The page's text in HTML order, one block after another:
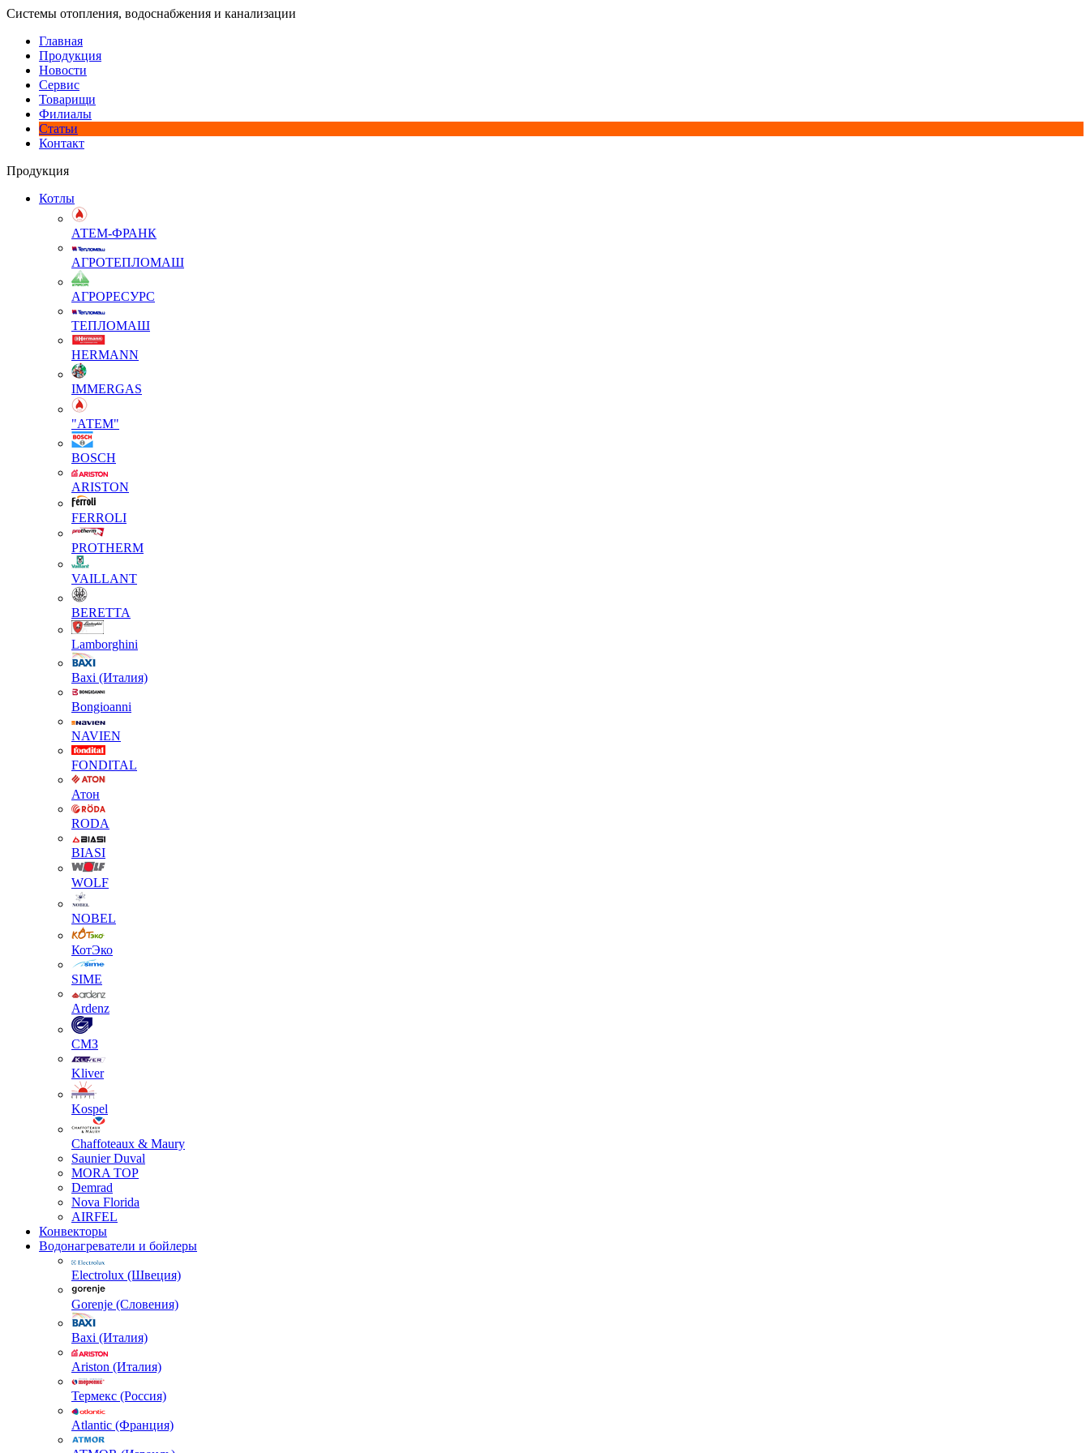
Системы отопления, водоснабжения и канализации
Главная
Продукция
Новости
Сервис
Товарищи
Филиалы
Статьи
Контакт
Продукция
Котлы
АТЕМ-ФРАНК
АГРОТЕПЛОМАШ
АГРОРЕСУРС
ТЕПЛОМАШ
HERMANN
IMMERGAS
"АТЕМ"
BOSCH
ARISTON
FERROLI
PROTHERM
VAILLANT
BERETTA
Lamborghini
Baxi (Италия)
Вongioanni
NAVIEN
FONDITAL
Атон
RODA
BIASI
WOLF
NOBEL
КотЭко
SIME
Ardenz
СМЗ
Kliver
Kospel
Chaffoteaux & Maury
Saunier Duval
MORA TOP
Demrad
Nova Florida
AIRFEL
Конвекторы
Водонагреватели и бойлеры
Electrolux (Швеция)
Gorenje (Словения)
Baxi (Италия)
Ariston (Италия)
Термекс (Россия)
Atlantic (Франция)